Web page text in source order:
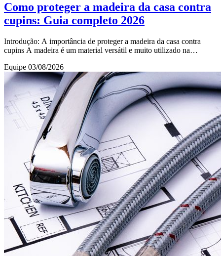
Como proteger a madeira da casa contra
cupins: Guia completo 2026
Introdução: A importância de proteger a madeira da casa contra
cupins A madeira é um material versátil e muito utilizado na
Equipe 03/08/2026